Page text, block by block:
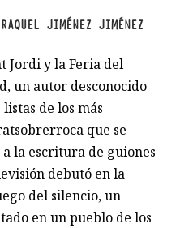
RAQUEL JIMÉNEZ JIMÉNEZ
Jordi y la Feria del
un autor desconocido
de los más
que se
la escritura de guiones
debutó en la
del silencio, un
en un pueblo de los